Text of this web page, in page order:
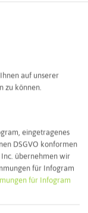
contributors |weitere Lizenzen
auf unserer
zu können.
eingetragenes
DSGVO konformen
übernehmen wir
für Infogram
für Infogram